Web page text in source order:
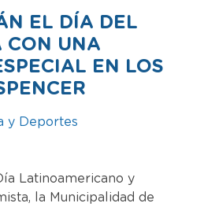
EL DÍA DEL
CON UNA
EN LOS
y Deportes
Latinoamericano y
la Municipalidad de